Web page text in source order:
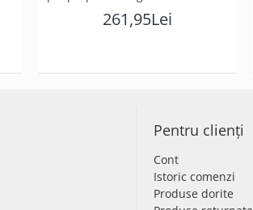
261,95Lei
Pentru clienți
Cont
Istoric comenzi
Produse dorite